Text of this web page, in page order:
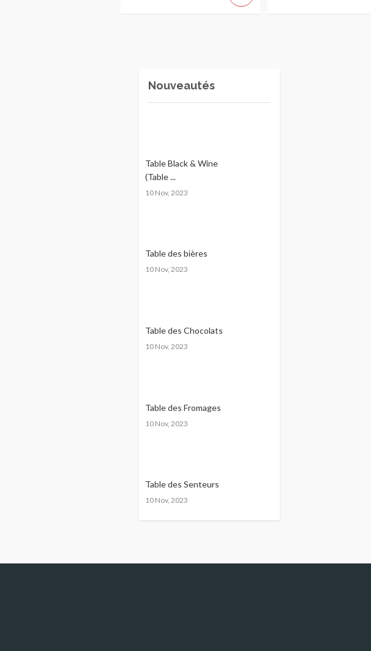
Nouveautés
Table Black & Wine
(Table ...
10 Nov, 2023
Table des bières
10 Nov, 2023
Table des Chocolats
10 Nov, 2023
Table des Fromages
10 Nov, 2023
Table des Senteurs
10 Nov, 2023